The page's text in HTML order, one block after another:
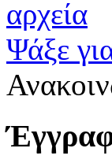
Ψάξε